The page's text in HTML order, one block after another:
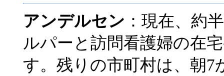
アンデルセン ：現在、約
ルパーと訪問看護婦の在
す。残りの市町村は、朝7